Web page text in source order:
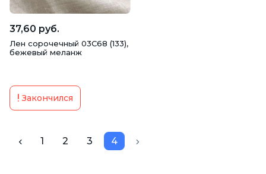
37,60 руб.
Лен сорочечный 03С68 (133),
бежевый меланж
Закончился
1 2 3 4